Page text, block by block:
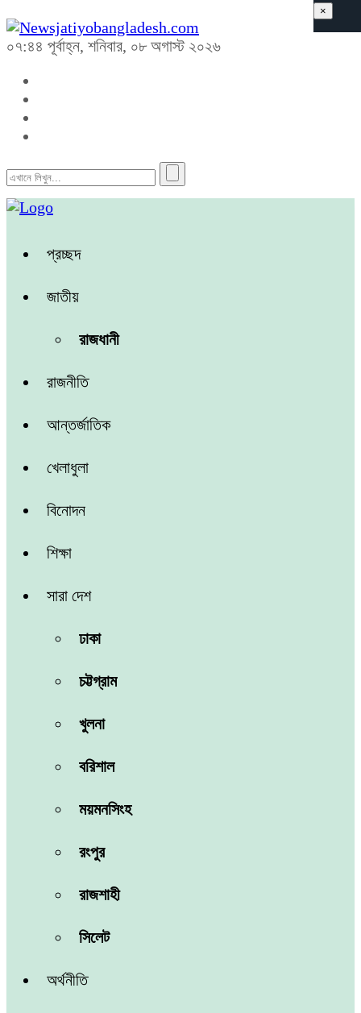
০৭:৪৪ পূর্বাহ্ন, শনিবার, ০৮ অগাস্ট ২০২৬
প্রচ্ছদ
জাতীয়
রাজধানী
রাজনীতি
আন্তর্জাতিক
খেলাধুলা
বিনোদন
শিক্ষা
সারা দেশ
ঢাকা
চট্টগ্রাম
খুলনা
বরিশাল
ময়মনসিংহ
রংপুর
রাজশাহী
সিলেট
অর্থনীতি
×